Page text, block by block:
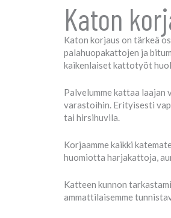
Katon
Katon korjaus on tärkeä
palahuopakattojen ja
kaikenlaiset kattotyöt
Palvelumme kattaa laajan
varastoihin. Erityisesti
tai hirsihuvila.
Korjaamme kaikki
huomiotta harjakattoja,
Katteen kunnon
ammattilaisemme